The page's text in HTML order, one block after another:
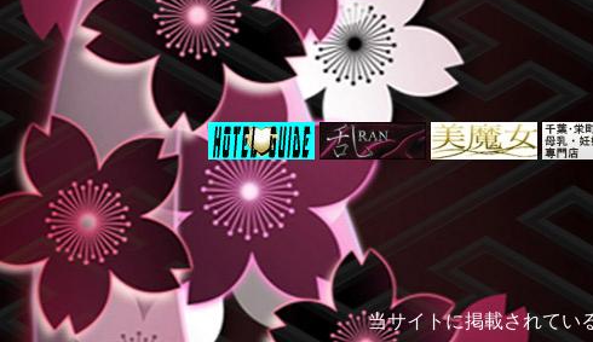
当サイトに掲載されてい